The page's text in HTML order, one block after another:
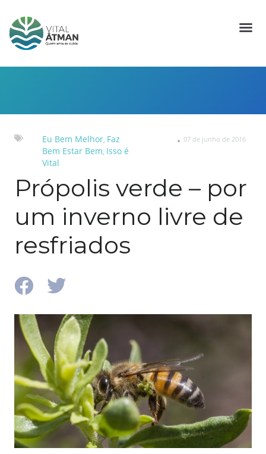
Eu Bem Melhor, Faz
Bem Estar Bem, Isso é
Vital
07 de junho de 2016
Própolis verde – por
um inverno livre de
resfriados